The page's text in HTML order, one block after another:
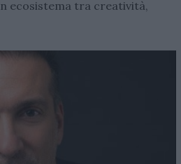
ecosistema tra creatività,